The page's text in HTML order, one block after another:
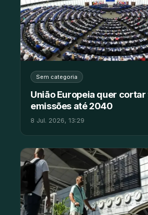
Sem categoria
União Europeia quer
emissões até 2040
8 Jul. 2026, 13:29